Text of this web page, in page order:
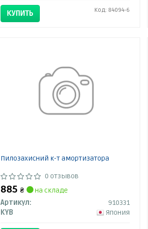
КУПИТЬ Код: 84094-6
Пилозахисний к-т амортизатора
0 отзывов
885 ₴
на складе
Артикул:
910331
KYB
Япония